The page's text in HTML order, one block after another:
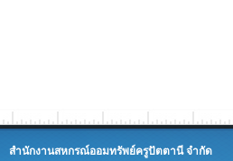
สำนักงานสหกรณ์ออมทรัพย์ครูปัตตานี จำกัด